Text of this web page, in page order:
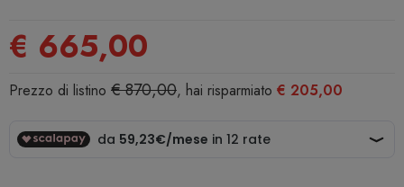
€ 665,00
Prezzo di listino € 870,00, hai risparmiato € 205,00